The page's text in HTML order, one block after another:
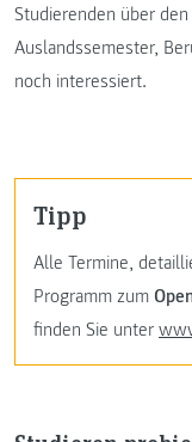
Studierenden über
Auslandssemester,
noch interessiert.
Tipp
Alle Termine,
Programm zum
finden Sie unter